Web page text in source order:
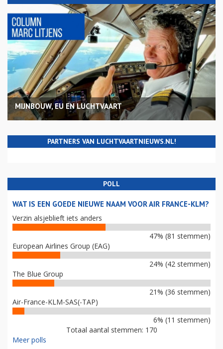
MIJNBOUW, EU EN LUCHTVAART
PARTNERS VAN LUCHTVAARTNIEUWS.NL!
POLL
WAT IS EEN GOEDE NIEUWE NAAM VOOR AIR FRANCE-KLM?
Verzin alsjeblieft iets anders
47% (81 stemmen)
European Airlines Group (EAG)
24% (42 stemmen)
The Blue Group
21% (36 stemmen)
Air-France-KLM-SAS(-TAP)
6% (11 stemmen)
Totaal aantal stemmen: 170
Meer polls